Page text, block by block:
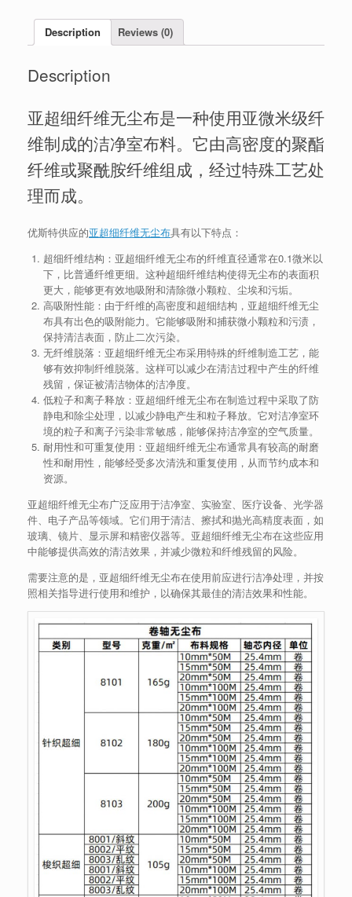
Description Reviews (0)
Description
亚超细纤维无尘布是一种使用亚微米级纤
维制成的洁净室布料。它由高密度的聚酯
纤维或聚酰胺纤维组成，经过特殊工艺处
理而成。
优斯特供应的亚超细纤维无尘布具有以下特点：
超细纤维结构：亚超细纤维无尘布的纤维直径通常在0.1微米以
下，比普通纤维更细。这种超细纤维结构使得无尘布的表面积
更大，能够更有效地吸附和清除微小颗粒、尘埃和污垢。
高吸附性能：由于纤维的高密度和超细结构，亚超细纤维无尘
布具有出色的吸附能力。它能够吸附和捕获微小颗粒和污渍，
保持清洁表面，防止二次污染。
无纤维脱落：亚超细纤维无尘布采用特殊的纤维制造工艺，能
够有效抑制纤维脱落。这样可以减少在清洁过程中产生的纤维
残留，保证被清洁物体的洁净度。
低粒子和离子释放：亚超细纤维无尘布在制造过程中采取了防
静电和除尘处理，以减少静电产生和粒子释放。它对洁净室环
境的粒子和离子污染非常敏感，能够保持洁净室的空气质量。
耐用性和可重复使用：亚超细纤维无尘布通常具有较高的耐磨
性和耐用性，能够经受多次清洗和重复使用，从而节约成本和
资源。
亚超细纤维无尘布广泛应用于洁净室、实验室、医疗设备、光学器
件、电子产品等领域。它们用于清洁、擦拭和抛光高精度表面，如
玻璃、镜片、显示屏和精密仪器等。亚超细纤维无尘布在这些应用
中能够提供高效的清洁效果，并减少微粒和纤维残留的风险。
需要注意的是，亚超细纤维无尘布在使用前应进行洁净处理，并按
照相关指导进行使用和维护，以确保其最佳的清洁效果和性能。